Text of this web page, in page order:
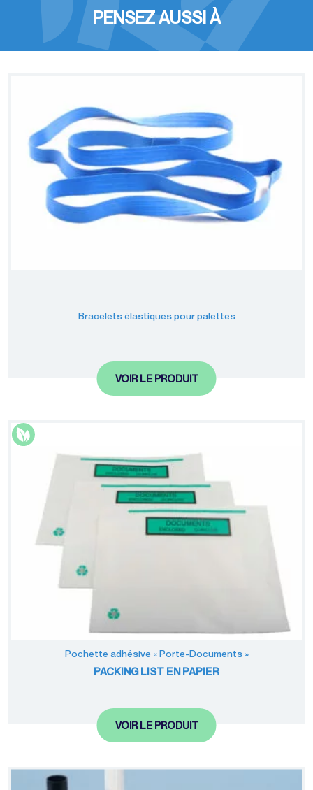
PENSEZ AUSSI À
Bracelets élastiques pour palettes
VOIR LE PRODUIT
Pochette adhésive « Porte-Documents »
PACKING LIST EN PAPIER
VOIR LE PRODUIT